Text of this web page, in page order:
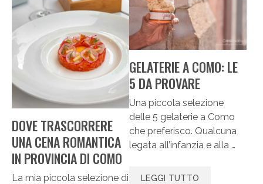
DOVE TRASCORRERE
UNA CENA ROMANTICA
IN PROVINCIA DI COMO
La mia piccola selezione di
GELATERIE A COMO: LE
5 DA PROVARE
Una piccola selezione
delle 5 gelaterie a Como
che preferisco. Qualcuna
legata all’infanzia e alla …
LEGGI TUTTO